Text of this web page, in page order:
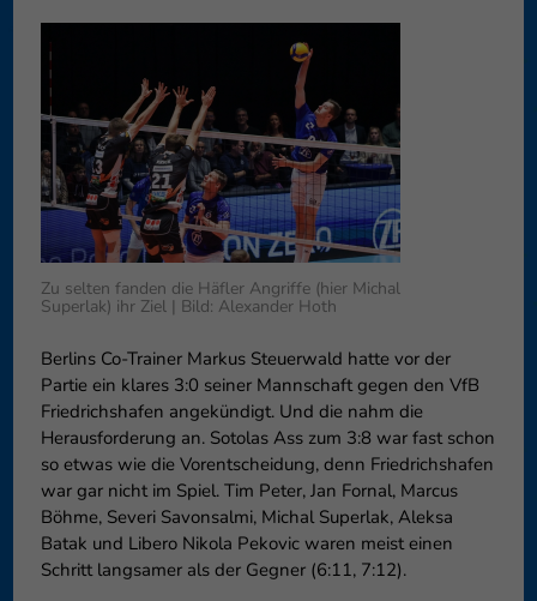
Zu selten fanden die Häfler Angriffe (hier Michal
Superlak) ihr Ziel | Bild: Alexander Hoth
Berlins Co-Trainer Markus Steuerwald hatte vor der
Partie ein klares 3:0 seiner Mannschaft gegen den VfB
Friedrichshafen angekündigt. Und die nahm die
Herausforderung an. Sotolas Ass zum 3:8 war fast schon
so etwas wie die Vorentscheidung, denn Friedrichshafen
war gar nicht im Spiel. Tim Peter, Jan Fornal, Marcus
Böhme, Severi Savonsalmi, Michal Superlak, Aleksa
Batak und Libero Nikola Pekovic waren meist einen
Schritt langsamer als der Gegner (6:11, 7:12).
können Ihre Einwilligung zu ganzen Kategorien geben oder sich
weitere Informationen anzeigen lassen und so nur bestimmte
Cookies auswählen.
Speichern Nur essenzielle Cookies akzeptieren
Zurück
Datenschutzeinstellungen
Essenziell (1)
Essenzielle Cookies ermöglichen grundlegende Funktionen und sind für
Cookie-Informationen anzeigen
Externe Medien (6)
Inhalte von Videoplattformen und Social-Media-Plattformen werden
standardmäßig blockiert. Wenn Cookies von externen Medien akzeptiert
werden, bedarf der Zugriff auf diese Inhalte keiner manuellen
Einwilligung mehr.
Cookie-Informationen anzeigen
Datenschutzerklärung